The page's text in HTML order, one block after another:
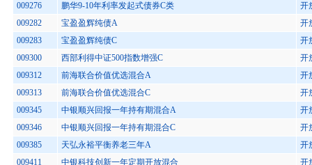
009276
鹏华9-10年利率发起式债券C类
开
009282
宝盈盈辉纯债A
开
009283
宝盈盈辉纯债C
开
009300
西部利得中证500指数增强C
开
009312
前海联合价值优选混合A
开
009313
前海联合价值优选混合C
开
009345
中银顺兴回报一年持有期混合A
开
009346
中银顺兴回报一年持有期混合C
开
009385
天弘永裕平衡养老三年A
开
009411
中银科技创新一年定期开放混合
开